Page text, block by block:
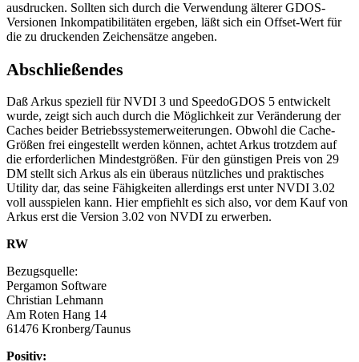
ausdrucken. Sollten sich durch die Verwendung älterer GDOS-
Versionen Inkompatibilitäten ergeben, läßt sich ein Offset-Wert für
die zu druckenden Zeichensätze angeben.
Abschließendes
Daß Arkus speziell für NVDI 3 und SpeedoGDOS 5 entwickelt
wurde, zeigt sich auch durch die Möglichkeit zur Veränderung der
Caches beider Betriebssystemerweiterungen. Obwohl die Cache-
Größen frei eingestellt werden können, achtet Arkus trotzdem auf
die erforderlichen Mindestgrößen. Für den günstigen Preis von 29
DM stellt sich Arkus als ein überaus nützliches und praktisches
Utility dar, das seine Fähigkeiten allerdings erst unter NVDI 3.02
voll ausspielen kann. Hier empfiehlt es sich also, vor dem Kauf von
Arkus erst die Version 3.02 von NVDI zu erwerben.
RW
Bezugsquelle:
Pergamon Software
Christian Lehmann
Am Roten Hang 14
61476 Kronberg/Taunus
Positiv: